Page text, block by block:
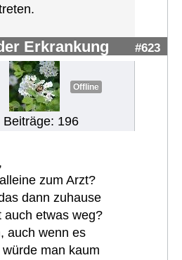
Erkrankung #623
Offline
Beiträge: 196
zum Arzt?
dann zuhause
auch etwas weg?
auch wenn es
man kaum